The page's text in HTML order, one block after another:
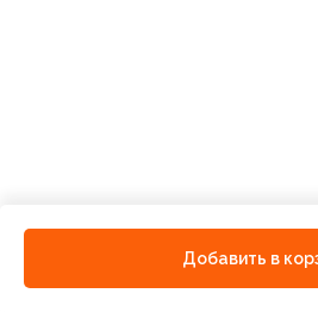
Добавить в